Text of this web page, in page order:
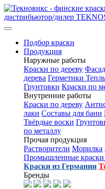
Подбор краски
Продукция
Наружные работы
Краски по дереву
дерева Герметики
Грунтовки Краски по
Внутренние работы
Краски по дереву
лаки Составы для бани
Твёрдые воски
по металлу
Прочая продукция
Растворители Морилка
Промышленные краски
Краски из Германии
Бренды